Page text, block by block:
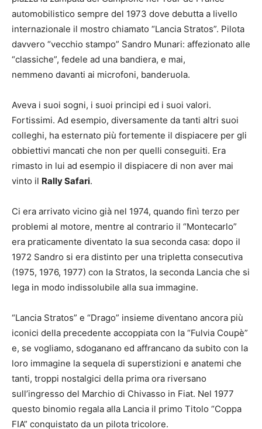
automobilistico sempre del 1973 dove debutta a livello
internazionale il mostro chiamato “Lancia Stratos”. Pilota
davvero “vecchio stampo” Sandro Munari: affezionato alle
“classiche”, fedele ad una bandiera, e mai,
nemmeno davanti ai microfoni, banderuola.
Aveva i suoi sogni, i suoi principi ed i suoi valori.
Fortissimi. Ad esempio, diversamente da tanti altri suoi
colleghi, ha esternato più fortemente il dispiacere per gli
obbiettivi mancati che non per quelli conseguiti. Era
rimasto in lui ad esempio il dispiacere di non aver mai
vinto il Rally Safari.
Ci era arrivato vicino già nel 1974, quando finì terzo per
problemi al motore, mentre al contrario il “Montecarlo”
era praticamente diventato la sua seconda casa: dopo il
1972 Sandro si era distinto per una tripletta consecutiva
(1975, 1976, 1977) con la Stratos, la seconda Lancia che si
lega in modo indissolubile alla sua immagine.
“Lancia Stratos” e “Drago” insieme diventano ancora più
iconici della precedente accoppiata con la “Fulvia Coupè”
e, se vogliamo, sdoganano ed affrancano da subito con la
loro immagine la sequela di superstizioni e anatemi che
tanti, troppi nostalgici della prima ora riversano
sull’ingresso del Marchio di Chivasso in Fiat. Nel 1977
questo binomio regala alla Lancia il primo Titolo “Coppa
FIA” conquistato da un pilota tricolore.